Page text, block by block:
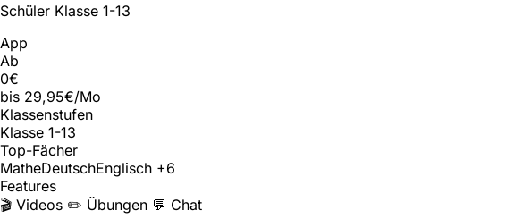
Schüler Klasse 1-13
App
Ab
0€
bis 29,95€/Mo
Klassenstufen
Klasse 1-13
Top-Fächer
MatheDeutschEnglisch +6
Features
🎬 Videos ✏️ Übungen 💬 Chat